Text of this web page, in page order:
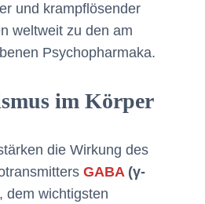
und krampflösender
weltweit zu den am
Psychopharmaka.
im Körper
die Wirkung des
GABA(γ-
, dem wichtigsten